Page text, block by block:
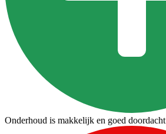
Onderhoud is makkelijk en goed doordacht